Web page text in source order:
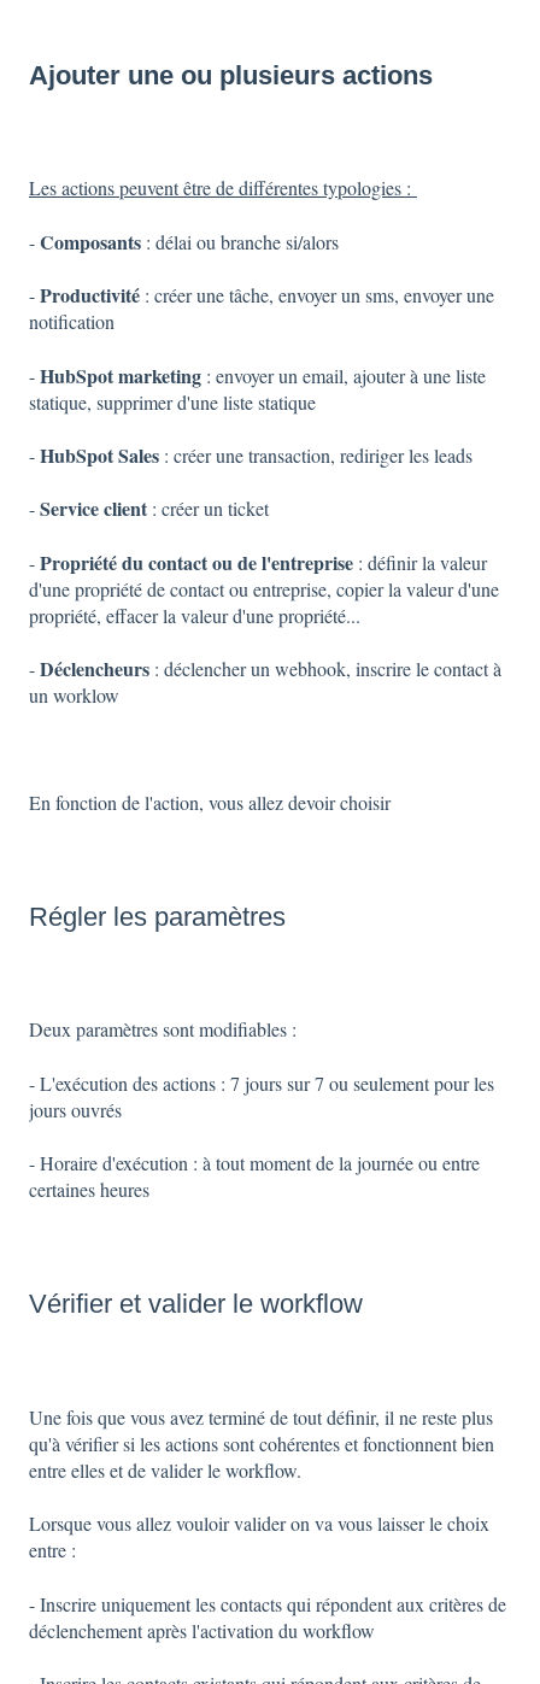
Ajouter une ou plusieurs actions
Les actions peuvent être de différentes typologies :
-Composants : délai ou branche si/alors
-Productivité : créer une tâche, envoyer un sms, envoyer une
notification
-HubSpot marketing : envoyer un email, ajouter à une liste
statique, supprimer d'une liste statique
-HubSpot Sales : créer une transaction, rediriger les leads
-Service client : créer un ticket
-Propriété du contact ou de l'entreprise : définir la valeur
d'une propriété de contact ou entreprise, copier la valeur d'une
propriété, effacer la valeur d'une propriété...
-Déclencheurs : déclencher un webhook, inscrire le contact à
un worklow
En fonction de l'action, vous allez devoir choisir
Régler les paramètres
Deux paramètres sont modifiables :
- L'exécution des actions : 7 jours sur 7 ou seulement pour les
jours ouvrés
- Horaire d'exécution : à tout moment de la journée ou entre
certaines heures
Vérifier et valider le workflow
Une fois que vous avez terminé de tout définir, il ne reste plus
qu'à vérifier si les actions sont cohérentes et fonctionnent bien
entre elles et de valider le workflow.
Lorsque vous allez vouloir valider on va vous laisser le choix
entre :
- Inscrire uniquement les contacts qui répondent aux critères de
déclenchement après l'activation du workflow